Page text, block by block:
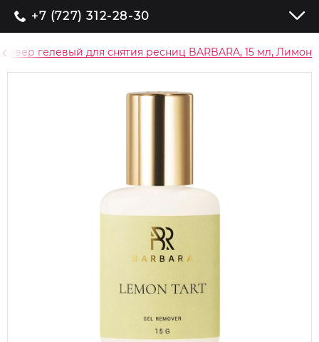
+7 (727) 312-28-30
гелевый для снятия ресниц BARBARA, 15 мл, Лимон